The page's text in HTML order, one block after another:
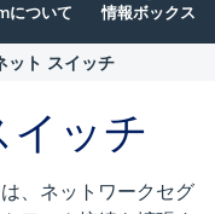
について 情報ボックス
ット スイッチ
ッチ
、ネットワークセグ